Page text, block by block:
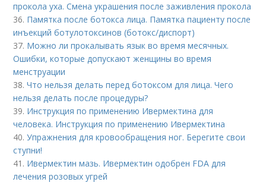
прокола уха. Смена украшения после заживления прокола
36. Памятка после ботокса лица. Памятка пациенту после
инъекций ботулотоксинов (ботокс/диспорт)
37. Можно ли прокалывать язык во время месячных.
Ошибки, которые допускают женщины во время
менструации
38.Что нельзя делать перед ботоксом для лица. Чего
нельзя делать после процедуры?
39. Инструкция по применению Ивермектина для
человека. Инструкция по применению Ивермектина
40.Упражнения для кровообращения ног. Берегите свои
ступни!
41. Ивермектин мазь. Ивермектин одобрен FDA для
лечения розовых угрей